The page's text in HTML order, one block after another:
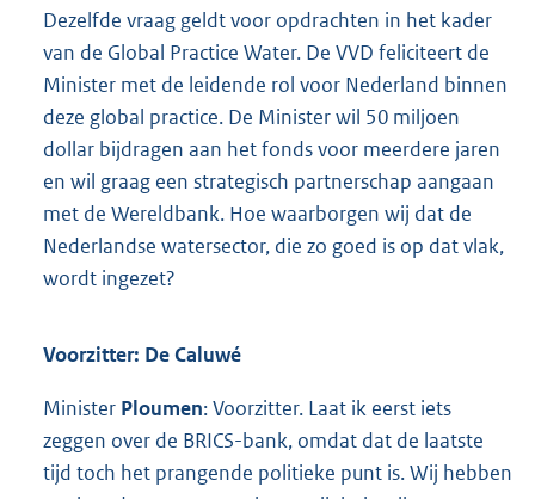
Dezelfde vraag geldt voor opdrachten in het kader
van de Global Practice Water. De VVD feliciteert de
Minister met de leidende rol voor Nederland binnen
deze global practice. De Minister wil 50 miljoen
dollar bijdragen aan het fonds voor meerdere jaren
en wil graag een strategisch partnerschap aangaan
met de Wereldbank. Hoe waarborgen wij dat de
Nederlandse watersector, die zo goed is op dat vlak,
wordt ingezet?
Voorzitter: De Caluwé
Minister Ploumen: Voorzitter. Laat ik eerst iets
zeggen over de BRICS-bank, omdat dat de laatste
tijd toch het prangende politieke punt is. Wij hebben